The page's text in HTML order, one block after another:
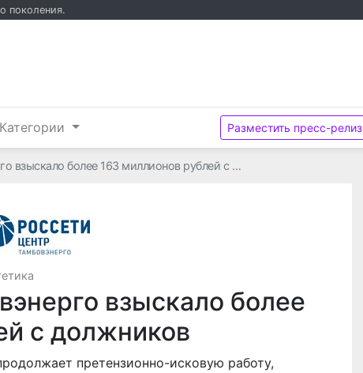
поколения.
Категории Разместить пресс-релиз
взыскало более 163 миллионов рублей с …
Тамбовэнерго
взыскало более
с должников
претензионно-исковую работу,